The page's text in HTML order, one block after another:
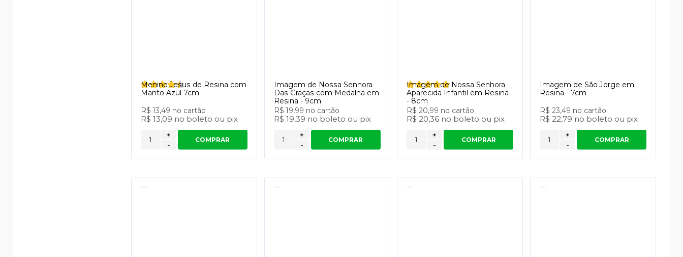
Menino Jesus de Resina com
Manto Azul 7cm
R$ 13,49 no cartão
R$ 13,09 no boleto ou pix
-
+
COMPRAR
Imagem de Nossa Senhora
Das Graças com Medalha em
Resina - 9cm
R$ 19,99 no cartão
R$ 19,39 no boleto ou pix
-
+
COMPRAR
Imagem de Nossa Senhora
Aparecida Infantil em Resina
- 8cm
R$ 20,99 no cartão
R$ 20,36 no boleto ou pix
-
+
COMPRAR
Imagem de São Jorge em
Resina - 7cm
R$ 23,49 no cartão
R$ 22,79 no boleto ou pix
-
+
COMPRAR